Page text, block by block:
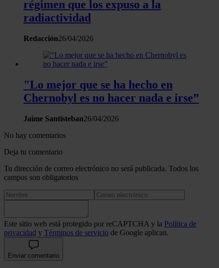
nuestros partners de redes sociales, publicidad y análisis
web, quienes pueden combinarla con otra información
partir del uso que haya hecho de sus servicios.
régimen que los expuso a la
radiactividad
Redacción26/04/2026
"Lo mejor que se ha hecho en
Chernobyl es no hacer nada e irse”
Jaime Santisteban26/04/2026
No hay comentarios
Deja tu comentario
Tu dirección de correo electrónico no será publicada. Todos los
campos son obligatorios
Este sitio web está protegido por reCAPTCHA y la Política de
privacidad y Términos de servicio de Google aplican.
Enviar comentario